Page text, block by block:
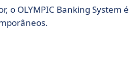
o OLYMPIC Banking System é